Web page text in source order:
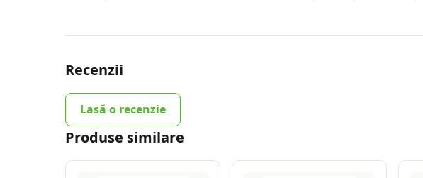
Recenzii
Lasă o recenzie
Produse similare